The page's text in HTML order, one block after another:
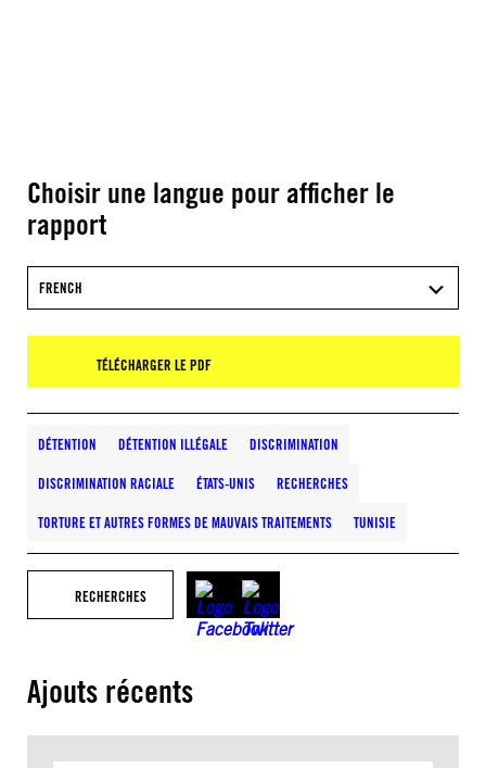
Choisir une langue pour afficher le
rapport
FRENCH
TÉLÉCHARGER LE PDF
DÉTENTION DÉTENTION ILLÉGALE DISCRIMINATION
DISCRIMINATION RACIALE ÉTATS-UNIS RECHERCHES
TORTURE ET AUTRES FORMES DE MAUVAIS TRAITEMENTS TUNISIE
RECHERCHES
Ajouts récents